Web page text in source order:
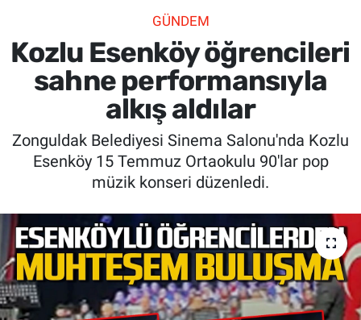
GÜNDEM
Kozlu Esenköy öğrencileri
sahne performansıyla
alkış aldılar
Zonguldak Belediyesi Sinema Salonu'nda Kozlu
Esenköy 15 Temmuz Ortaokulu 90'lar pop
müzik konseri düzenledi.
SPOR